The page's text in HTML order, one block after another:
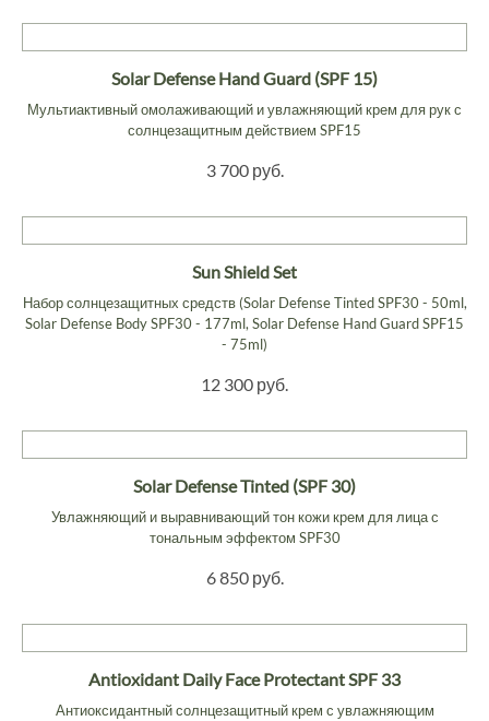
Solar Defense Hand Guard (SPF 15)
Мультиактивный омолаживающий и увлажняющий крем для рук с
солнцезащитным действием SPF15
3 700 руб.
Sun Shield Set
Набор солнцезащитных средств (Solar Defense Tinted SPF30 - 50ml,
Solar Defense Body SPF30 - 177ml, Solar Defense Hand Guard SPF15
- 75ml)
12 300 руб.
Solar Defense Tinted (SPF 30)
Увлажняющий и выравнивающий тон кожи крем для лица с
тональным эффектом SPF30
6 850 руб.
Antioxidant Daily Face Protectant SPF 33
Антиоксидантный солнцезащитный крем с увлажняющим